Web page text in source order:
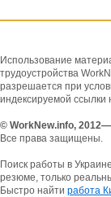
Использование
трудоустройства
разрешается при
индексируемой ссылки
© WorkNew.info,
Все права защищены.
Поиск работы в
резюме, только
Быстро найти работа